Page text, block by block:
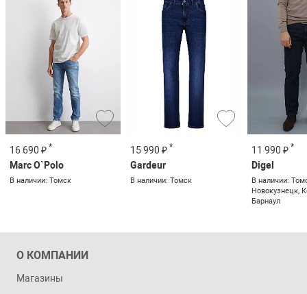
16 690 ₽ *
Marc O`Polo
В наличии: Томск
15 990 ₽ *
Gardeur
В наличии: Томск
11 990 ₽ *
Digel
В наличии:
Новокузнецк,
Барнаул
О КОМПАНИИ
Магазины